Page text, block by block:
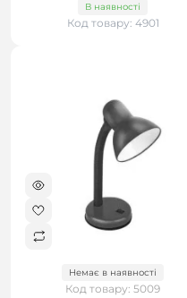
В наявності
Код товару: 4901
Немає в наявності
Код товару: 5009